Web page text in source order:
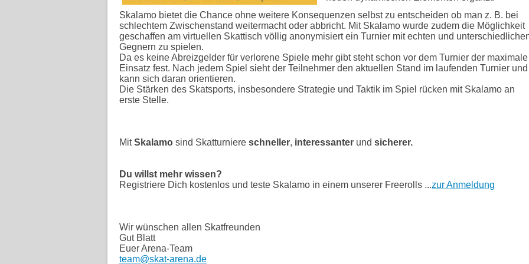
Skalamo bietet die Chance ohne weitere Konsequenzen selbst zu entscheiden ob man z. B. bei
schlechtem Zwischenstand weitermacht oder abbricht. Mit Skalamo wurde zudem die Möglichkeit
geschaffen am virtuellen Skattisch völlig anonymisiert ein Turnier mit echten und
Gegnern zu spielen.
Da es keine Abreizgelder für verlorene Spiele mehr gibt steht schon vor dem Turnier der maximale
Einsatz fest. Nach jedem Spiel sieht der Teilnehmer den aktuellen Stand im laufenden Turnier und
kann sich daran orientieren.
Die Stärken des Skatsports, insbesondere Strategie und Taktik im Spiel rücken mit Skalamo an
erste Stelle.
MitSkalamo sind Skatturniere schneller, interessanter und sicherer.
Du willst mehr wissen?
Registriere Dich kostenlos und teste Skalamo in einem unserer Freerolls ...zur Anmeldung
Wir wünschen allen Skatfreunden
Gut Blatt
Euer Arena-Team
team@skat-arena.de